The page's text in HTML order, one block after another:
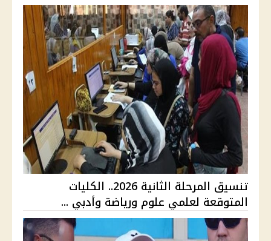
تنسيق المرحلة الثانية 2026.. الكليات
المتوقعة لعلمي علوم ورياضة وأدبي ...